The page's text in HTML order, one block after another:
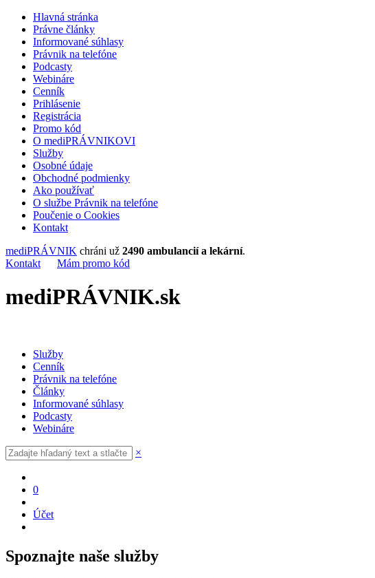
Hlavná stránka
Právne články
Informované súhlasy
Právnik na telefóne
Podcasty
Webináre
Cenník
Prihlásenie
Registrácia
Promo kód
O mediPRÁVNIKOVI
Služby
Osobné údaje
Obchodné podmienky
Ako používať
O službe Právnik na telefóne
Poučenie o Cookies
Kontakt
mediPRÁVNIK chráni už 2490 ambulancií a lekární.
Kontakt
Mám promo kód
mediPRÁVNIK.sk
Služby
Cenník
Právnik na telefóne
Články
Informované súhlasy
Podcasty
Webináre
×
0
Účet
Spoznajte naše služby